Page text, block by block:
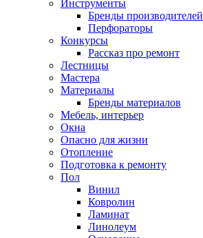
Инструменты
Бренды производителей
Перфораторы
Конкурсы
Рассказ про ремонт
Лестницы
Мастера
Материалы
Бренды материалов
Мебель, интерьер
Окна
Опасно для жизни
Отопление
Подготовка к ремонту
Пол
Винил
Ковролин
Ламинат
Линолеум